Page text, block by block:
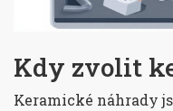
Kdy zvolit
Keramické náhrady